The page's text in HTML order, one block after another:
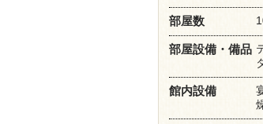
部屋数
部屋設備・備品
館内設備